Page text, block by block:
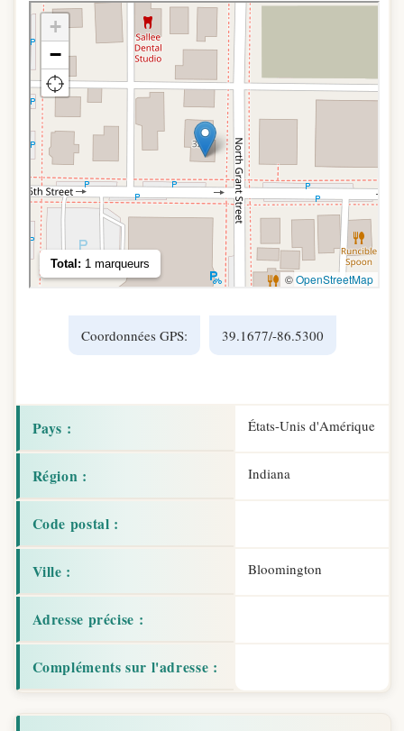
Coordonnées GPS: 39.1677/-86.5300
Pays : États-Unis d'Amérique
Région : Indiana
Code postal :
Ville : Bloomington
Adresse précise :
Compléments sur l'adresse :